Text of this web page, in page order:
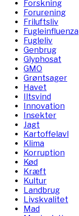
Forskning
Forurening
Friluftsliv
Fugleinfluenza
Fugleliv
Genbrug
Glyphosat
GMO
Grøntsager
Havet
Iltsvind
Innovation
Insekter
Jagt
Kartoffelavl
Klima
Korruption
Kød
Kræft
Kultur
Landbrug
Livskvalitet
Mad